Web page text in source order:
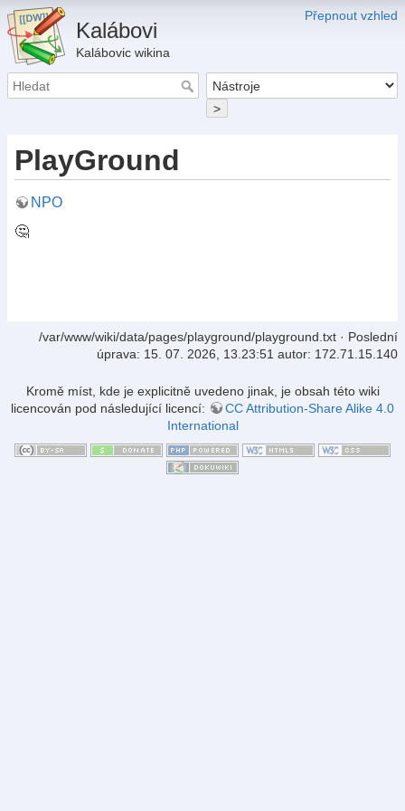
Přepnout vzhled
Kalábovi
Kalábovic wikina
>
PlayGround
NPO
🤔
/var/www/wiki/data/pages/playground/playground.txt · Poslední
úprava: 15. 07. 2026, 13.23:51 autor: 172.71.15.140
Kromě míst, kde je explicitně uvedeno jinak, je obsah této wiki
licencován pod následující licencí:
CC Attribution-Share Alike 4.0
International